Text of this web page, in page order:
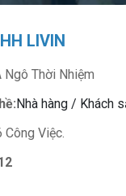
LIVIN
Ngô Thời Nhiệm
Nhà hàng / Khách
Công Việc.